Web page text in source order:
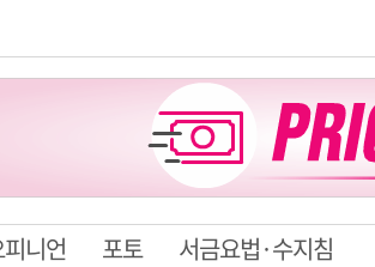
니언 포토 서금요법·수지침